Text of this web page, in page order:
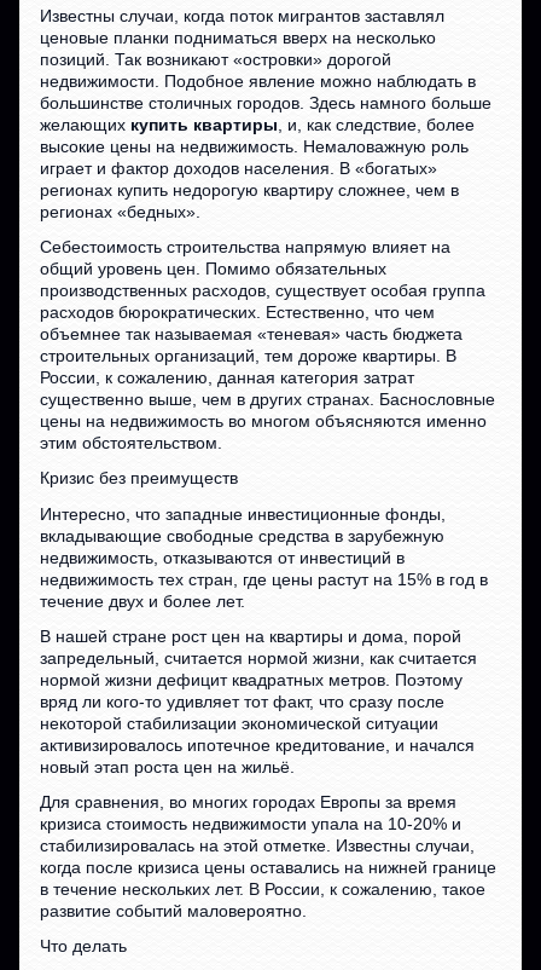
Известны случаи, когда поток мигрантов заставлял
ценовые планки подниматься вверх на несколько
позиций. Так возникают «островки» дорогой
недвижимости. Подобное явление можно наблюдать в
большинстве столичных городов. Здесь намного больше
желающих купить квартиры , и, как следствие, более
высокие цены на недвижимость. Немаловажную роль
играет и фактор доходов населения. В «богатых»
регионах купить недорогую квартиру сложнее, чем в
регионах «бедных».
Себестоимость строительства напрямую влияет на
общий уровень цен. Помимо обязательных
производственных расходов, существует особая группа
расходов бюрократических. Естественно, что чем
объемнее так называемая «теневая» часть бюджета
строительных организаций, тем дороже квартиры. В
России, к сожалению, данная категория затрат
существенно выше, чем в других странах. Баснословные
цены на недвижимость во многом объясняются именно
этим обстоятельством.
Кризис без преимуществ
Интересно, что западные инвестиционные фонды,
вкладывающие свободные средства в зарубежную
недвижимость, отказываются от инвестиций в
недвижимость тех стран, где цены растут на 15% в год в
течение двух и более лет.
В нашей стране рост цен на квартиры и дома, порой
запредельный, считается нормой жизни, как считается
нормой жизни дефицит квадратных метров. Поэтому
вряд ли кого-то удивляет тот факт, что сразу после
некоторой стабилизации экономической ситуации
активизировалось ипотечное кредитование, и начался
новый этап роста цен на жильё.
Для сравнения, во многих городах Европы за время
кризиса стоимость недвижимости упала на 10-20% и
стабилизировалась на этой отметке. Известны случаи,
когда после кризиса цены оставались на нижней границе
в течение нескольких лет. В России, к сожалению, такое
развитие событий маловероятно.
Что делать